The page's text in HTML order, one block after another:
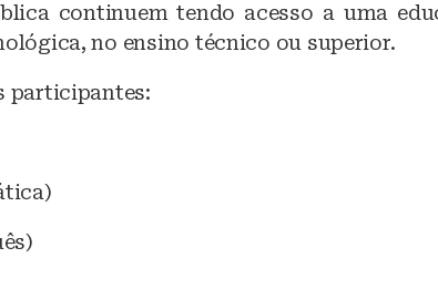
continuem tendo acesso a uma
no ensino técnico ou superior.
participantes: